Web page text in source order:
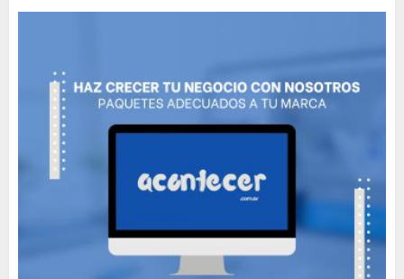
MAYO 14, 2024 812
Need to Know About the
Classic Cars in a Retro
Movie?
The full story of
Thailand’s extraordinary